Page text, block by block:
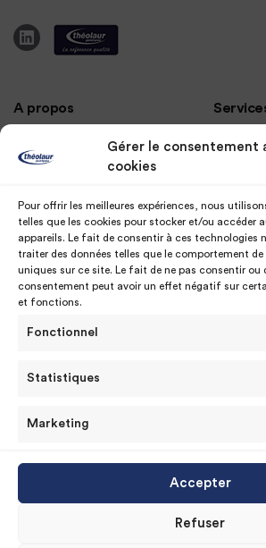
Gérer le consentement
cookies
Pour offrir les meilleures expériences, nous
telles que les cookies pour stocker et/ou accéder
appareils. Le fait de consentir à ces technologies
traiter des données telles que le comportement
uniques sur ce site. Le fait de ne pas consentir ou
consentement peut avoir un effet négatif sur
et fonctions.
Fonctionnel
Statistiques
Marketing
Accepter
Refuser
A propos
Nos nuanciers
Nos usines
Contact
© Copyrights 2020 © theolaur
Mentions légales|CGU|Politique
Politique de données